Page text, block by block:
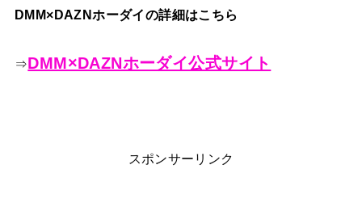
DMM×DAZNホーダイの詳細はこちら
⇒DMM×DAZNホーダイ公式サイト
スポンサーリンク